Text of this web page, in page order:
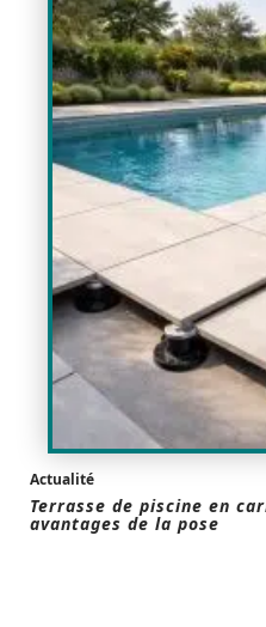
Actualité
Terrasse de piscine en
avantages de la pose